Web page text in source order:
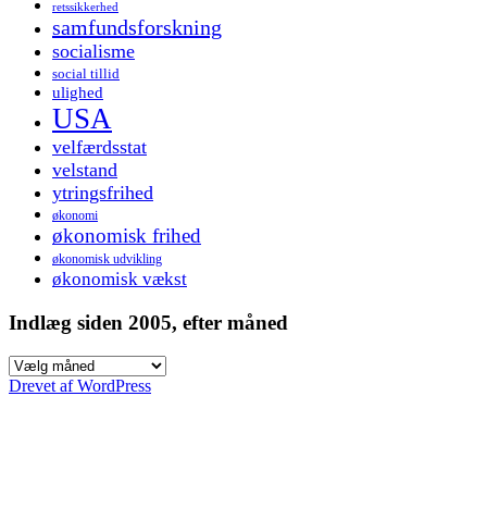
retssikkerhed
samfundsforskning
socialisme
social tillid
ulighed
USA
velfærdsstat
velstand
ytringsfrihed
økonomi
økonomisk frihed
økonomisk udvikling
økonomisk vækst
Indlæg siden 2005, efter måned
Indlæg
siden
Drevet af WordPress